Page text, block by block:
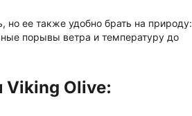
ее также удобно брать на природу:
порывы ветра и температуру до
Viking Olive: